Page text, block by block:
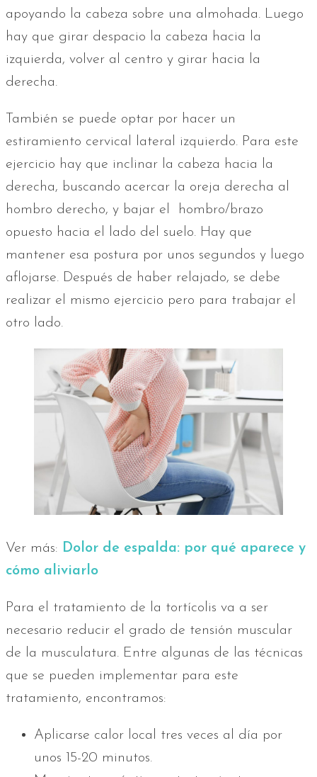
apoyando la cabeza sobre una almohada. Luego
hay que girar despacio la cabeza hacia la
izquierda, volver al centro y girar hacia la
derecha.
También se puede optar por hacer un
estiramiento cervical lateral izquierdo. Para este
ejercicio hay que inclinar la cabeza hacia la
derecha, buscando acercar la oreja derecha al
hombro derecho, y bajar el hombro/brazo
opuesto hacia el lado del suelo. Hay que
mantener esa postura por unos segundos y luego
aflojarse. Después de haber relajado, se debe
realizar el mismo ejercicio pero para trabajar el
otro lado.
Ver más: Dolor de espalda: por qué aparece y
cómo aliviarlo
Para el tratamiento de la tortícolis va a ser
necesario reducir el grado de tensión muscular
de la musculatura. Entre algunas de las técnicas
que se pueden implementar para este
tratamiento, encontramos:
Aplicarse calor local tres veces al día por
unos 15-20 minutos.